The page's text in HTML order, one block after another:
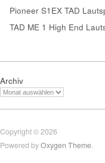
Pioneer S1EX TAD
TAD ME 1 High End
Archiv
Copyright © 2026
Powered byOxygen Theme.